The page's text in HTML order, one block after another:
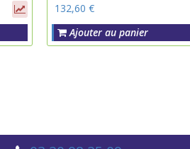
132,60 €
Ajouter au panier